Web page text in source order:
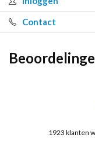
Contact
1923 klanten